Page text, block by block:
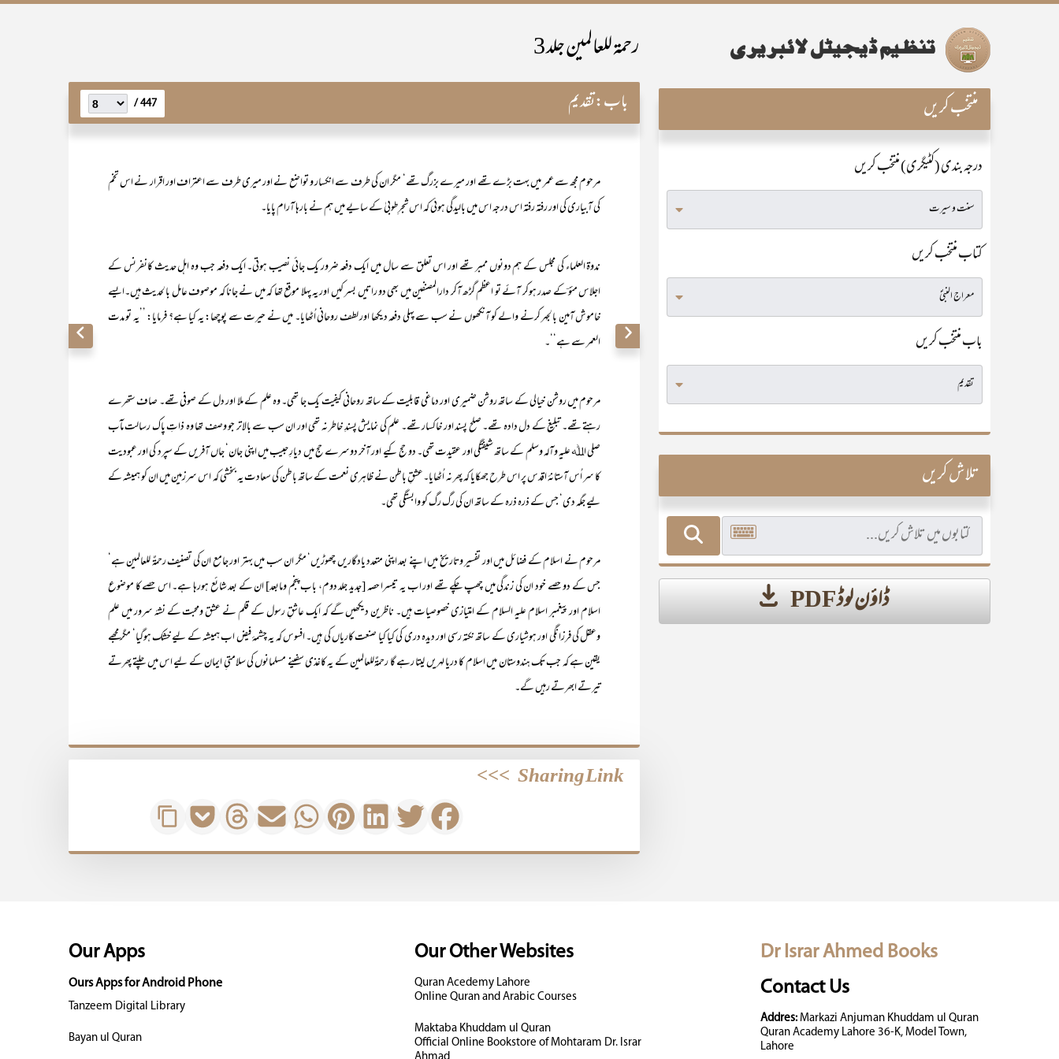
رحمۃ للعالمین جلد 3
باب:تقدیم 447 /
مرحوم مجھ سے عمر میں بہت بڑے تھے اور میرے بزرگ تھے‘ مگر ان کی طرف سے انکسار و تواضع نے اور میری طرف سے اعتراف اور اقرار نے اس تخم
کی آبیاری کی اور رفتہ رفتہ اس درجہ اس میں بالیدگی ہوئی کہ اس شجرِطوبیٰ کے سایے میں ہم نے بارہا آرام پایا۔
ندوۃ العلماء کی مجلس کے ہم دونوں ممبر تھے اور اس تعلق سے سال میں ایک دفعہ ضرور یک جائی نصیب ہوتی۔ ایک دفعہ جب وہ اہل حدیث کانفرنس کے
اجلاس مئوؔ کے صدر ہوکر آئے تو اعظم گڑھ آکر دارالمصنفین میں بھی دو راتیں بسر کیں اور یہ پہلا موقع تھا کہ میں نے جانا کہ موصوف عامل بالحدیث ہیں۔ایسے
خاموش آمین بالجہر کرنے والے کو آنکھوں نے سب سے پہلی دفعہ دیکھا اور لطف روحانی اُٹھایا۔ میں نے حیرت سے پوچھا: یہ کیا ہے؟ فرمایا: ’’یہ تو مدت
العمر سے ہے‘‘۔
مرحوم میں روشن خیالی کے ساتھ روشن ضمیری اور دماغی قابلیت کے ساتھ روحانی کیفیت یک جا تھی۔ وہ علم کے ملا اور دل کے صوفی تھے۔ صاف ستھرے
رہتے تھے۔ تبلیغ کے دل دادہ تھے۔ صلح پسند اور خاکسار تھے۔ علم کی نمایش پسندِ خاطر نہ تھی اور ان سب سے بالاتر جو وصف تھا وہ ذاتِ پاک رسالت مآب
صلی اﷲ علیہ وآلہ وسلم کے ساتھ شیفتگی اور عقیدت تھی۔ دو حج کیے اور آخر دوسرے حج میں دیارِ حبیب میں اپنی جان‘ جاں آفریں کے سپرد کی اور عبودیت
کا سر اُس آستانۂ اقدس پر اس طرح جھکایا کہ پھر نہ اُٹھایا۔عشقِ باطن نے ظاہری نعمت کے ساتھ باطن کی سعادت یہ بخشی کہ اس سرزمین میں ان کو ہمیشہ کے
لیے جگہ دی‘ جس کے ذرہ ذرہ کے ساتھ ان کی رگ رگ کو وابستگی تھی۔
مرحوم نے اسلام کے فضائل میں اور تفسیر وتاریخ میں اپنے بعد اپنی متعدد یادگاریں چھوڑیں‘ مگر ان سب میں بہتر اور جامع ان کی تصنیف رحمۃٌ للعالمین ہے‘
جس کے دو حصے خود ان کی زندگی میں چھپ چکے تھے اور اب یہ تیسرا حصہ [جدید جلد دوم، باب پنجم ومابعد] ان کے بعد شائع ہورہا ہے۔ اس حصے کا موضوع
اسلام اور پیغمبر اسلام علیہ السلام کے امتیازی خصوصیات ہیں۔ ناظرین دیکھیں گے کہ ایک عاشقِ رسول کے قلم نے عشق ومحبت کے نشۂ سرور میں علم
وعقل کی فرزانگی اور ہوشیاری کے ساتھ نکتہ رسی اور دیدہ دری کی کیا کیا صنعت کاریاں کی ہیں۔ افسوس کہ یہ چشمۂ فیض اب ہمیشہ کے لیے خشک ہوگیا‘ مگر مجھے
یقین ہے کہ جب تک ہندوستان میں اسلام کا دریا لہریں لیتا رہے گا رحمۃٌللعالمین کے یہ کاغذی سفینے مسلمانوں کی سلامتیِ ایمان کے لیے اس میں چلتے پھرتے
تیرتے ابھرتے رہیں گے۔
Sharing Link
>>>
منتخب کریں
درجہ بندی (کٹیگری) منتخب کریں
کتاب منتخب کریں
باب منتخب کریں
تلاش کریں
ڈاؤن لوڈ PDF
Dr Israr Ahmed Books
Contact Us
Addres:Markazi Anjuman Khuddam ul Quran
Quran Academy Lahore 36-K, Model Town,
Lahore
Our Other Websites
Quran Acedemy Lahore
Online Quran and Arabic Courses
Maktaba Khuddam ul Quran
Official Online Bookstore of Mohtaram Dr. Israr
Our Apps
Ours Apps for Android Phone
Tanzeem Digital Library
Bayan ul Quran